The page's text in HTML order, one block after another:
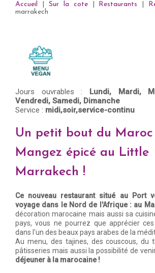
Accueil Sur la cote| Restaurants
marrakech
Jours ouvrables : Lundi, Mardi,
Vendredi, Samedi, Dimanche
Service : midi,soir,service-continu
Un petit bout du
Mangez épicé au Little
Marrakech !
Ce nouveau restaurant situé au Port
voyage dans le Nord de l'Afrique : au
décoration marocaine mais aussi sa
pays, vous ne pourrez que apprécier
dans l'un des beaux pays arabes de la
Au menu, des tajines, des couscous, du
pâtisseries mais aussi la possibilité de
déjeuner à la marocaine !